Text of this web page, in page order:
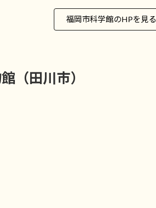
福岡市科学館のHPを見る
（田川市）